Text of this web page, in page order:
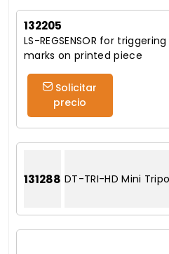
132205
LS-REGSENSOR for
marks on printed piece
precio
131288 DT-TRI-HD Mini